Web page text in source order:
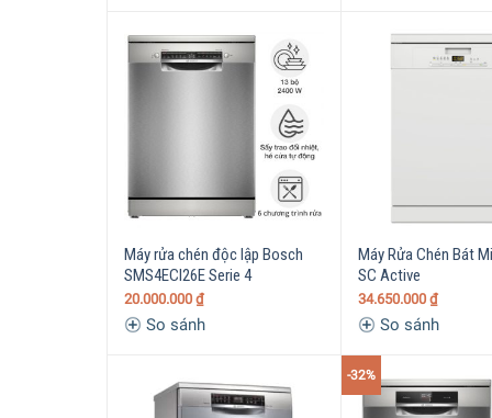
Máy rửa chén độc lập Bosch
SMS4ECI26E Serie 4
20.000.000 ₫
So sánh
Máy Rửa Chén Bát
SC Active
34.650.000 ₫
So sánh
-32%